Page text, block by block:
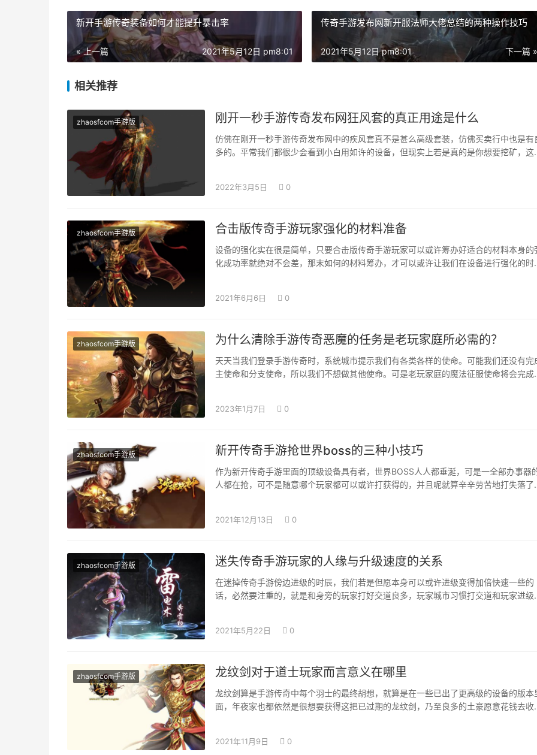
新开手游传奇装备如何才能提升暴击率
« 上一篇 2021年5月12日 pm8:01
传奇手游发布网新开服法师大佬总结的两种操作技巧
下一篇 »
2021年5月12日 pm8:01
相关推荐
zhaosfcom手游版 刚开一秒手游传奇发布网狂风套的真正用途是什么
仿佛在刚开一秒手游传奇发布网中的疾风套真不是甚么高级套装，仿佛买卖行中也是有
多的。平常我们都很少会看到小白用如许的设备，但现实上若是真的是你想要挖矿，这
2022年3月5日 0
zhaosfcom手游版 合击版传奇手游玩家强化的材料准备
设备的强化实在很是简单，只要合击版传奇手游玩家可以或许筹办好适合的材料本身的
化成功率就绝对不会差，那末如何的材料筹办，才可以或许让我们在设备进行强化的时
2021年6月6日 0
zhaosfcom手游版 为什么清除手游传奇恶魔的任务是老玩家庭所必需的？
天天当我们登录手游传奇时，系统城市提示我们有各类各样的使命。可能我们还没有完
主使命和分支使命，所以我们不想做其他使命。可是老玩家庭的魔法征服使命将会完成
2023年1月7日 0
zhaosfcom手游版 新开传奇手游抢世界boss的三种小技巧
作为新开传奇手游里面的顶级设备具有者，世界BOSS人人都垂涎，可是一全部办事器
人都在抢，可不是随意哪个玩家都可以或许打获得的，并且呢就算辛辛劳苦地打失落了
2021年12月13日 0
zhaosfcom手游版 迷失传奇手游玩家的人缘与升级速度的关系
在迷掉传奇手游傍边进级的时辰，我们若是但愿本身可以或许进级变得加倍快速一些的
话，必然要注重的，就是和身旁的玩家打好交道良多，玩家城市习惯打交道和玩家进级
2021年5月22日 0
zhaosfcom手游版 龙纹剑对于道士玩家而言意义在哪里
龙纹剑算是手游传奇中每个羽士的最终胡想，就算是在一些已出了更高级的设备的版本
面，年夜家也都依然是很想要获得这把已过期的龙纹剑，乃至良多的土豪愿意花钱去收
2021年11月9日 0